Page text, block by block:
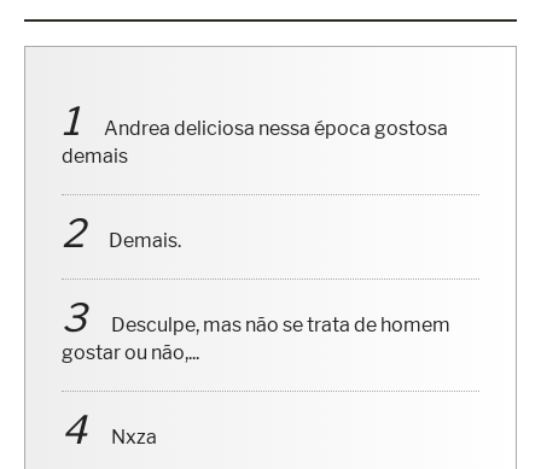
Andrea deliciosa nessa época gostosa
demais
Demais.
Desculpe, mas não se trata de homem
gostar ou não,...
Nxza